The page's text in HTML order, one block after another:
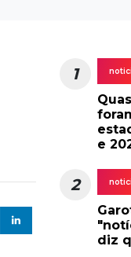
1
e
2
diz